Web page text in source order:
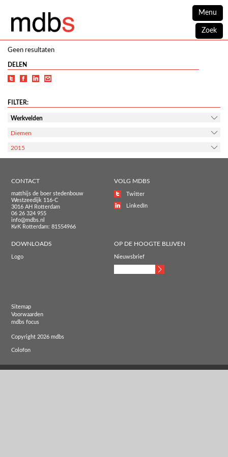
Menu
Zoek
Geen resultaten
DELEN
FILTER:
Werkvelden
Diemen
2015
CONTACT
matthijs de boer stedenbouw
Westzeedijk 116-C
3016 AH Rotterdam
06 26 324 955
info@mdbs.nl
KvK Rotterdam: 81554966
VOLG MDBS
Twitter
LinkedIn
DOWNLOADS
Logo
OP DE HOOGTE BLIJVEN
Nieuwsbrief
Sitemap
Voorwaarden
mdbs focus
Copyright 2026 mdbs
Colofon